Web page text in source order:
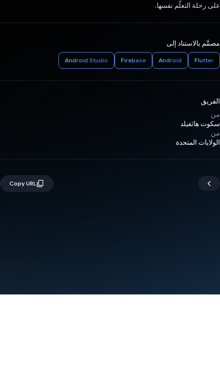
على رحلة التعلّم نفسها.
مصمَّم بالاستناد إلى
Flutter
Android
Firebase
Android Studio
الفريق
من
سكوت هاثفيلد
من
الولايات المتحدة